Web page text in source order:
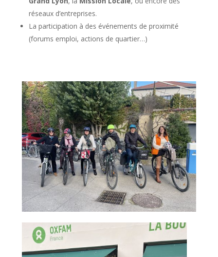
réseaux d’entreprises.
La participation à des événements de proximité
(forums emploi, actions de quartier…)